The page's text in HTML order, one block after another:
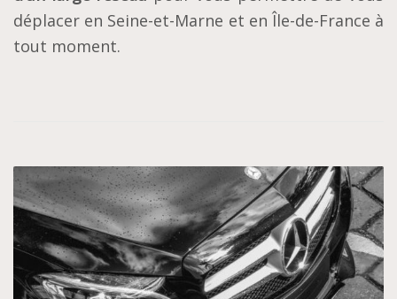
déplacer en Seine-et-Marne et en Île-de-France à
tout moment.